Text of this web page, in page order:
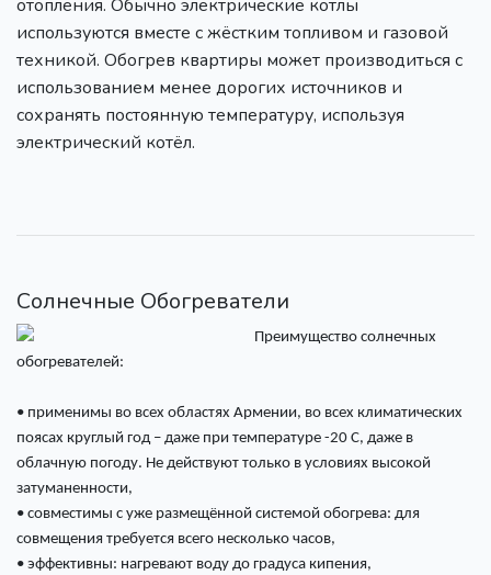
отопления. Обычно электрические котлы
используются вместе с жёстким топливом и газовой
техникой. Обогрев квартиры может производиться с
использованием менее дорогих источников и
сохранять постоянную температуру, используя
электрический котёл.
Солнечные Обогреватели
Преимущество солнечных
обогревателей:
• применимы во всех областях Армении, во всех климатических
поясах круглый год – даже при температуре -20 С, даже в
облачную погоду. Не действуют только в условиях высокой
затуманенности,
• совместимы с уже размещённой системой обогрева: для
совмещения требуется всего несколько часов,
• эффективны: нагревают воду до градуса кипения,